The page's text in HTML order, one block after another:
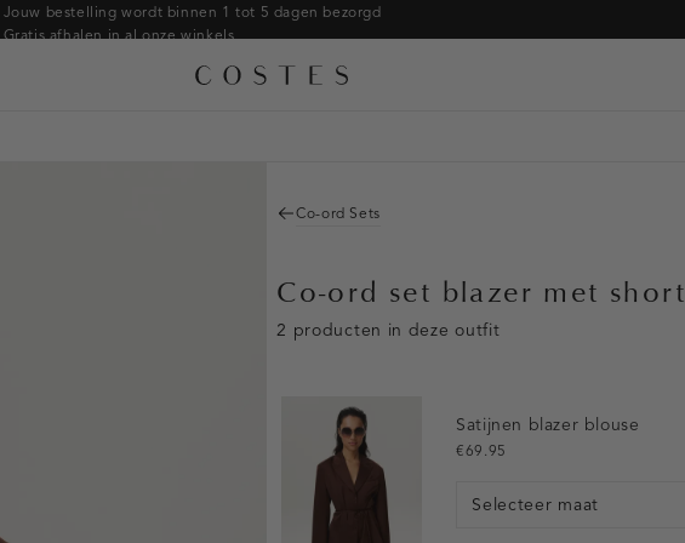
Jouw bestelling wordt binnen 1 tot 5 dagen bezorgd
Gratis afhalen in al onze winkels
Betaal zoals jij wilt: o.a. iDEAL | Wero, Riverty, Apple pay & creditcard
Armbanden
Ringen
Co-ord Sets
Co-ord set blazer met short
2 producten in deze outfit
Satijnen blazer blouse
€69.95
Selecteer maat